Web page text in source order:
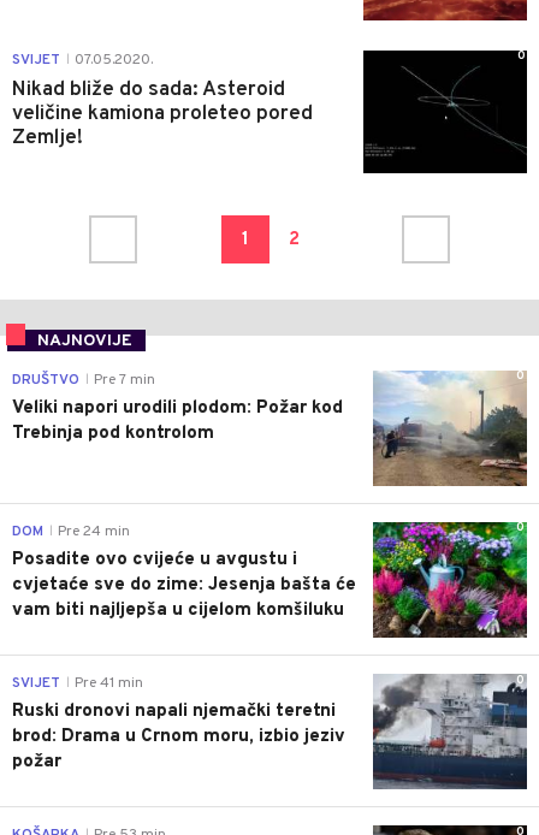
SVIJET 07.05.2020.
Nikad bliže do sada: Asteroid
veličine kamiona proleteo pored
Zemlje!
0
1 2
NAJNOVIJE
0
DRUŠTVO Pre 7 min
Veliki napori urodili plodom: Požar kod
Trebinja pod kontrolom
0
DOM Pre 24 min
Posadite ovo cvijeće u avgustu i
cvjetaće sve do zime: Jesenja bašta će
vam biti najljepša u cijelom komšiluku
0
SVIJET Pre 41 min
Ruski dronovi napali njemački teretni
brod: Drama u Crnom moru, izbio jeziv
požar
0